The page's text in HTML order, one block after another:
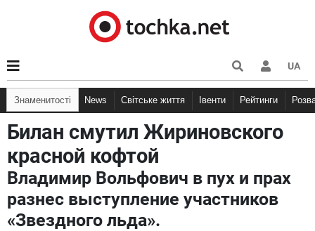
UA
Знаменитості News Світське життя Івенти Рейтинги
Билан смутил Жириновского
красной кофтой
Владимир Вольфович в пух и прах
разнес выступление участников
«Звездного льда».